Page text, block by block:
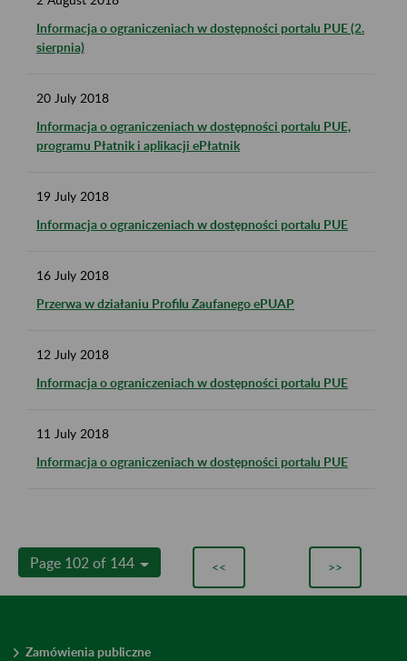
Informacja o ograniczeniach w dostępności portalu PUE (2.
sierpnia)
20 July 2018
Informacja o ograniczeniach w dostępności portalu PUE,
programu Płatnik i aplikacji ePłatnik
19 July 2018
Informacja o ograniczeniach w dostępności portalu PUE
16 July 2018
Przerwa w działaniu Profilu Zaufanego ePUAP
12 July 2018
Informacja o ograniczeniach w dostępności portalu PUE
11 July 2018
Informacja o ograniczeniach w dostępności portalu PUE
Page 102 of 144 << >>
Zamówienia publiczne